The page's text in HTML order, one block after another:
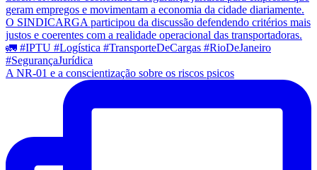
A NR-01 e a conscientização sobre os riscos psicos